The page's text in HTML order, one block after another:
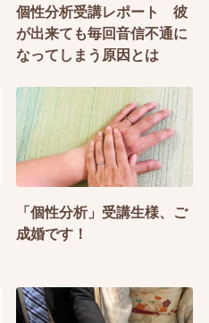
個性分析受講レポート 彼
が出来ても毎回音信不通に
なってしまう原因とは
「個性分析」受講生様、ご
成婚です！